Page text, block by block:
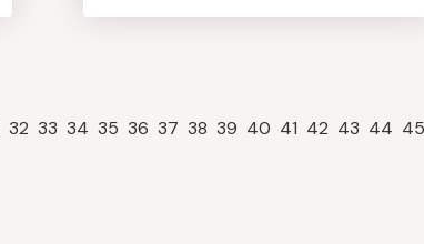
32 33 34 35 36 37 38 39 40 41 42 43 44 45